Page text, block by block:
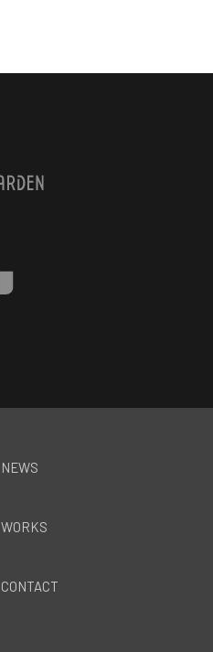
NEWS
WORKS
CONTACT